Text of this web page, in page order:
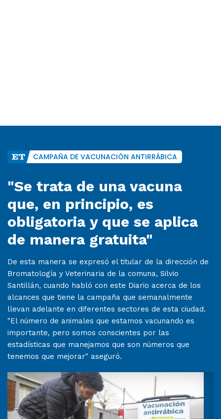
CAMPAÑA DE VACUNACIÓN ANTIRRÁBICA
"Se trata de una vacuna
que, en principio, es
obligatoria y que se aplica
de manera gratuita"
De esta manera se expresó el titular de la dirección de
Bromatología y Veterinaria de la comuna, Silvio
Santillán, cuando habló con este Diario acerca de los
alcances que tiene la campaña que semanalmente
llevan adelante en diferentes sectores de esta ciudad.
"El número de animales que estamos vacunando es
importante, pero somos conscientes por las
estadísticas que manejamos que son números que
tenemos que mejorar" aseguró.